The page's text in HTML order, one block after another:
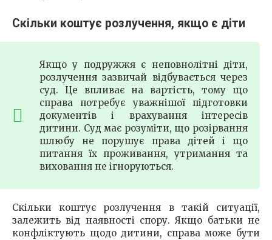
Скільки коштує розлучення, якщо є діти
Якщо у подружжя є неповнолітні діти,
розлучення зазвичай відбувається через
суд. Це впливає на вартість, тому що
справа потребує уважнішої підготовки
документів і врахування інтересів
дитини. Суд має розуміти, що розірвання
шлюбу не порушує права дітей і що
питання їх проживання, утримання та
виховання не ігноруються.
Скільки коштує розлучення в такій ситуації,
залежить від наявності спору. Якщо батьки не
конфліктують щодо дитини, справа може бути